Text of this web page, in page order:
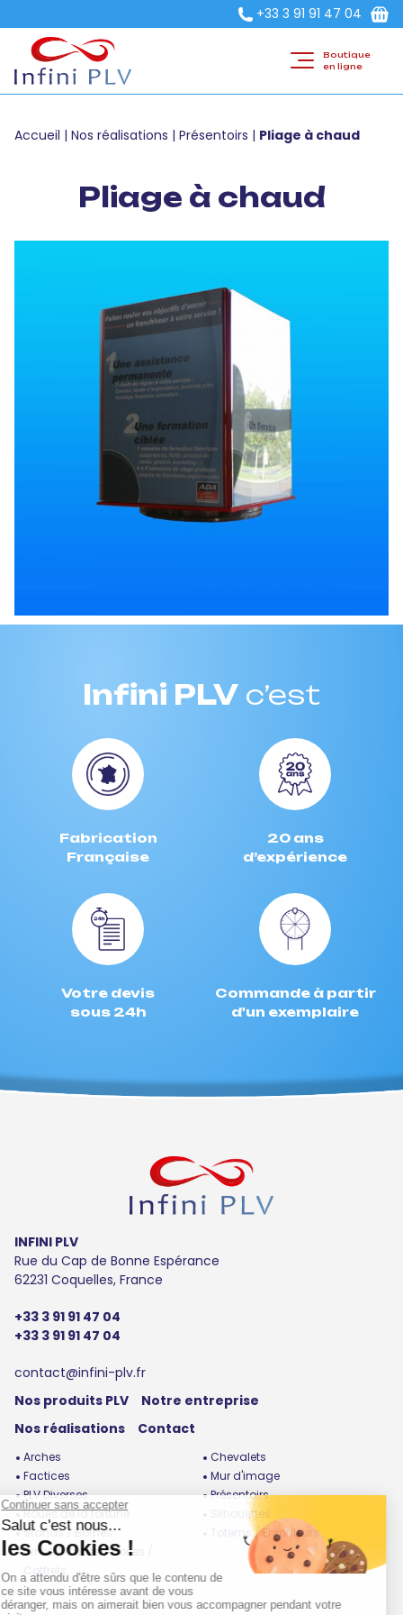
+33 3 91 91 47 04
Boutique
en ligne
Accueil | Nos réalisations | Présentoirs | Pliage à chaud
Pliage à chaud
Infini PLV c’est
Fabrication
Française
20 ans
d’expérience
Votre devis
sous 24h
Commande à partir
d'un exemplaire
INFINI PLV
Rue du Cap de Bonne Espérance
62231 Coquelles, France
+33 3 91 91 47 04
+33 3 91 91 47 04
contact@infini-plv.fr
Nos produits PLV
Notre entreprise
Nos réalisations
Contact
Arches
Chevalets
Factices
Mur d'image
PLV Diverses
Présentoirs
Roues de la fortune
Silhouettes
Stands / Bornes
Totems / Enrouleurs
Urnes / Cubes / Boites /
Coffrets